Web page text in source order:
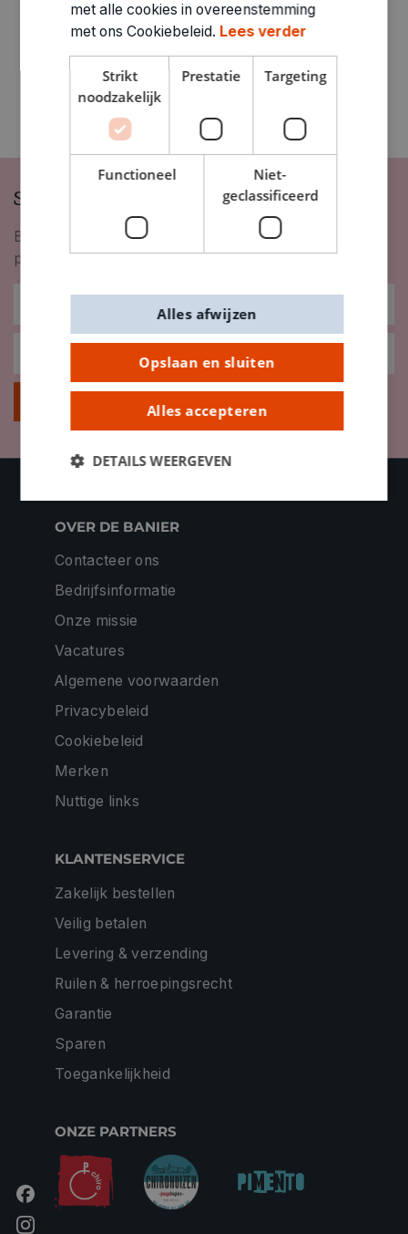
Schrijf je in op onze nieuwsbrief
Blijf op de hoogte van nieuwigheden, inspiratie,
promoties en meer!
OVER DE BANIER
Contacteer ons
Bedrijfsinformatie
Onze missie
Vacatures
Algemene voorwaarden
Privacybeleid
Cookiebeleid
Merken
Nuttige links
KLANTENSERVICE
Zakelijk bestellen
Veilig betalen
Levering & verzending
Ruilen & herroepingsrecht
Garantie
Sparen
Toegankelijkheid
ONZE PARTNERS
met alle cookies in overeenstemming
met ons Cookiebeleid. Lees verder
Strikt
noodzakelijk
Prestatie Targeting
Functioneel
Niet-
geclassificeerd
Opslaan en sluiten
Alles accepteren
Alles afwijzen
DETAILS WEERGEVEN